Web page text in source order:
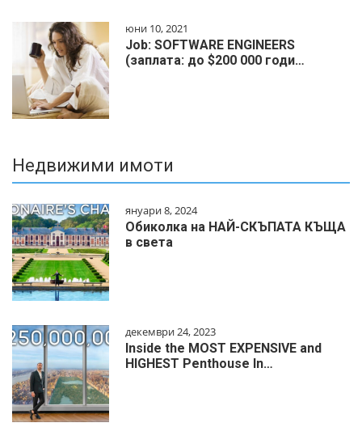
юни 10, 2021
Job: SOFTWARE ENGINEERS
(заплата: до $200 000 годи…
Недвижими имоти
януари 8, 2024
Обиколка на НАЙ-СКЪПАТА КЪЩА
в света
декември 24, 2023
Inside the MOST EXPENSIVE and
HIGHEST Penthouse In…